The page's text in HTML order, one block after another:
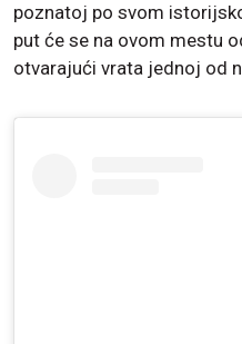
poznatoj po svom
put će se na ovom mestu
otvarajući vrata jednoj od